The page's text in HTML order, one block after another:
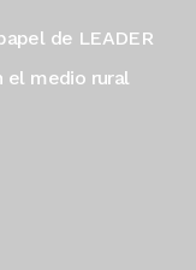
de LEADER
el medio rural